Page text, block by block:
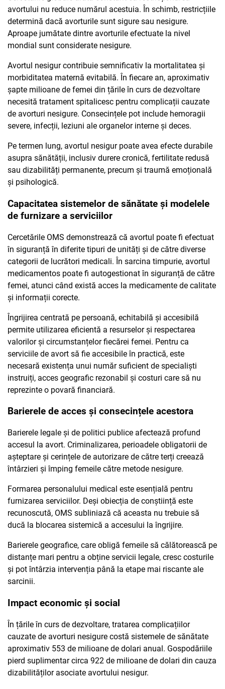
avortului nu reduce numărul acestuia. În schimb, restricțiile
determină dacă avorturile sunt sigure sau nesigure.
Aproape jumătate dintre avorturile efectuate la nivel
mondial sunt considerate nesigure.
Avortul nesigur contribuie semnificativ la mortalitatea și
morbiditatea maternă evitabilă. În fiecare an, aproximativ
șapte milioane de femei din țările în curs de dezvoltare
necesită tratament spitalicesc pentru complicații cauzate
de avorturi nesigure. Consecințele pot include hemoragii
severe, infecții, leziuni ale organelor interne și deces.
Pe termen lung, avortul nesigur poate avea efecte durabile
asupra sănătății, inclusiv durere cronică, fertilitate redusă
sau dizabilități permanente, precum și traumă emoțională
și psihologică.
Capacitatea sistemelor de sănătate și modelele
de furnizare a serviciilor
Cercetările OMS demonstrează că avortul poate fi efectuat
în siguranță în diferite tipuri de unități și de către diverse
categorii de lucrători medicali. În sarcina timpurie, avortul
medicamentos poate fi autogestionat în siguranță de către
femei, atunci când există acces la medicamente de calitate
și informații corecte.
Îngrijirea centrată pe persoană, echitabilă și accesibilă
permite utilizarea eficientă a resurselor și respectarea
valorilor și circumstanțelor fiecărei femei. Pentru ca
serviciile de avort să fie accesibile în practică, este
necesară existența unui număr suficient de specialiști
instruiți, acces geografic rezonabil și costuri care să nu
reprezinte o povară financiară.
Barierele de acces și consecințele acestora
Barierele legale și de politici publice afectează profund
accesul la avort. Criminalizarea, perioadele obligatorii de
așteptare și cerințele de autorizare de către terți creează
întârzieri și împing femeile către metode nesigure.
Formarea personalului medical este esențială pentru
furnizarea serviciilor. Deși obiecția de conștiință este
recunoscută, OMS subliniază că aceasta nu trebuie să
ducă la blocarea sistemică a accesului la îngrijire.
Barierele geografice, care obligă femeile să călătorească pe
distanțe mari pentru a obține servicii legale, cresc costurile
și pot întârzia intervenția până la etape mai riscante ale
sarcinii.
Impact economic și social
În țările în curs de dezvoltare, tratarea complicațiilor
cauzate de avorturi nesigure costă sistemele de sănătate
aproximativ 553 de milioane de dolari anual. Gospodăriile
pierd suplimentar circa 922 de milioane de dolari din cauza
dizabilităților asociate avortului nesigur.